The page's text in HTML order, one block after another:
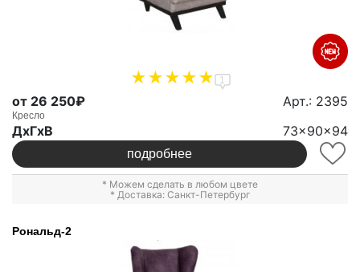
1
от 26 250₽ Арт.: 2395
Кресло
ДxГxВ 73x90x94
подробнее
* Можем сделать в любом цвете
* Доставка: Санкт-Петербург
Рональд-2